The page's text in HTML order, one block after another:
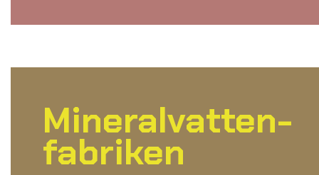
Mineralvatten-
fabriken